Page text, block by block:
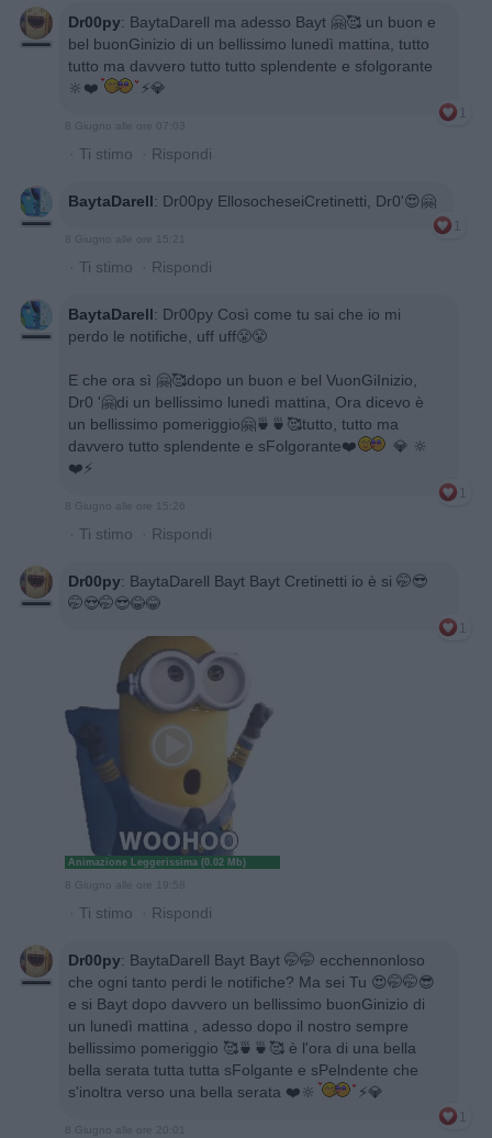
Dr00py: BaytaDarell ma adesso Bayt 🤗🥰 un buon e
bel buonGinizio di un bellissimo lunedì mattina, tutto
tutto ma davvero tutto tutto splendente e sfolgorante
🔆❤️
⚡💎
1
8 Giugno alle ore 07:03
· Ti stimo · Rispondi
BaytaDarell: Dr00py EllosocheseiCretinetti, Dr0'😍🤗
1
8 Giugno alle ore 15:21
· Ti stimo · Rispondi
BaytaDarell: Dr00py Così come tu sai che io mi
perdo le notifiche, uff uff😤😤
E che ora sì 🤗🥰dopo un buon e bel VuonGiInizio,
Dr0 '🤗di un bellissimo lunedì mattina, Ora dicevo è
un bellissimo pomeriggio🤗🍵🍵🥰tutto, tutto ma
davvero tutto splendente e sFolgorante❤️
💎 🔆
❤️⚡
1
8 Giugno alle ore 15:26
· Ti stimo · Rispondi
Dr00py: BaytaDarell Bayt Bayt Cretinetti io è si 🤭😎
🤭😍🤭😎😂😂
1
Animazione Leggerissima (0.02 Mb)
8 Giugno alle ore 19:58
· Ti stimo · Rispondi
Dr00py: BaytaDarell Bayt Bayt 🤭🤭 ecchennonloso
che ogni tanto perdi le notifiche? Ma sei Tu 😍🤭🤭😎
e si Bayt dopo davvero un bellissimo buonGinizio di
un lunedì mattina , adesso dopo il nostro sempre
bellissimo pomeriggio 🥰🍵🍵🥰 è l'ora di una bella
bella serata tutta tutta sFolgante e sPelndente che
s'inoltra verso una bella serata ❤️🔆
⚡💎
1
8 Giugno alle ore 20:01